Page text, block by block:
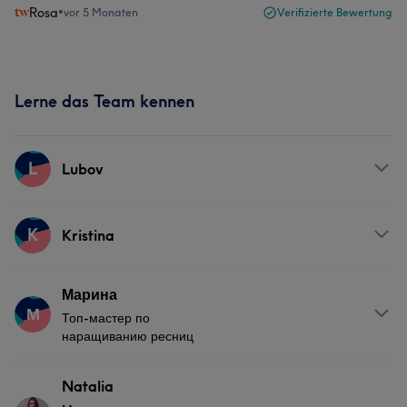
Rosa•vor 5 Monaten Verifizierte Bewertung
Lerne das Team kennen
L Lubov
Services
K Kristina
Services
Nägel Gesicht
М
Марина
Топ-мастер по
наращиванию ресниц
Natalia